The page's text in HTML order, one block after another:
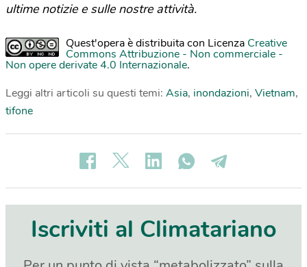
ultime notizie e sulle nostre attività.
Quest'opera è distribuita con Licenza Creative
Commons Attribuzione - Non commerciale -
Non opere derivate 4.0 Internazionale.
Leggi altri articoli su questi temi: Asia, inondazioni, Vietnam,
tifone
Iscriviti al Climatariano